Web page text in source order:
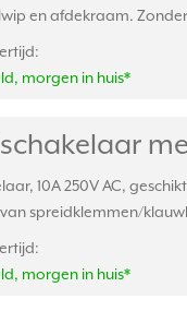
en afdekraam.
morgen in huis*
10A 250V AC,
spreidklemmen/
morgen in huis*